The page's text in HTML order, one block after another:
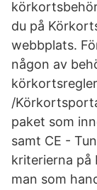
du på
webbplats.
någon av
/
paket som
samt CE -
kriterierna på
man som